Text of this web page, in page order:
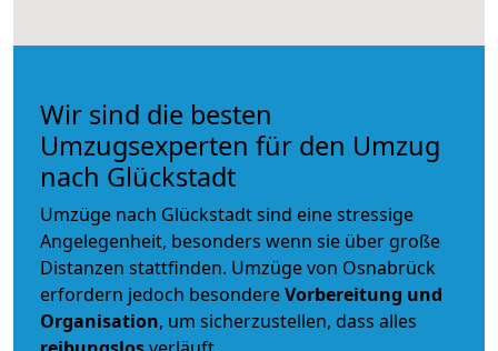
Wir sind die besten
Umzugsexperten für den Umzug
nach Glückstadt
Umzüge nach Glückstadt sind eine stressige
Angelegenheit, besonders wenn sie über große
Distanzen stattfinden. Umzüge von Osnabrück
erfordern jedoch besondereVorbereitung und
Organisation, um sicherzustellen, dass alles